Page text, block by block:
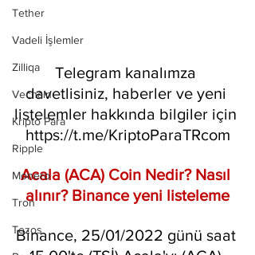
Tether
Vadeli İşlemler
Zilliqa
Vechain
Kripto Para
Ripple
Monero
Tron
Tezos
Telegram kanalımza
davetlisiniz, haberler ve yeni
listelemler hakkında bilgiler için
https://t.me/KriptoParaTRcom
Acala (ACA) Coin Nedir? Nasıl
alınır? Binance yeni listeleme
Binance, 25/01/2022 günü saat